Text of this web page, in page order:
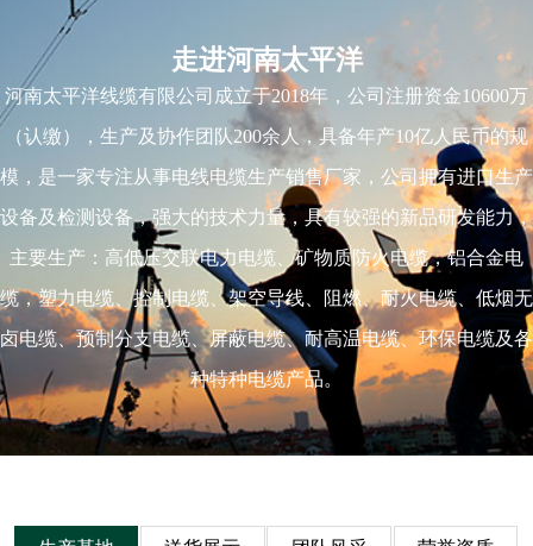
走进河南太平洋
河南太平洋线缆有限公司成立于2018年，公司注册资金10600万
（认缴），生产及协作团队200余人，具备年产10亿人民币的规
模，是一家专注从事电线电缆生产销售厂家，公司拥有进口生产
设备及检测设备，强大的技术力量，具有较强的新品研发能力，
主要生产：高低压交联电力电缆、矿物质防火电缆，铝合金电
缆，塑力电缆、控制电缆、架空导线、阻燃、耐火电缆、低烟无
卤电缆、预制分支电缆、屏蔽电缆、耐高温电缆、环保电缆及各
种特种电缆产品。